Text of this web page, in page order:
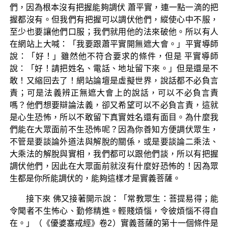
們，因為根本沒有把握能夠調伏 蕭平實，連一點一滴的把
握都沒有。但我們有把握可以調伏他們，縱使心中不服，
至少也要讓他們口服；我們就用他的法來破他。所以有人
在網站上大喊：「我要跟蕭平實開無遮大會。」平實導師
說：「好！」雖然他不符合要求的條件，但是 平實導師
說：「好！請把姓名、電話、地址留下來。」但是還是不
敢！又縮回去了！網站論壇是虛擬世界，說話都不必負言
責；可是法義辨正無遮大會上的說話，可以不必負言責
嗎？他們想要辯論法義，卻又希望可以不必負言責，這就
是心生恐怖，所以不敢留下真實姓名還有面目。為什麼我
們能在大眾面前不生恐怖呢？因為你善知方便調伏眾生，
不管是要談論外道法與解脫的關係，或是要談論二乘法、
大乘法的解脫與實相，我們都可以跟他們談，所以有把握
調伏他們，因此在大眾面前就沒有什麼好恐怖的！因為眾
生都是你所能調伏的，能夠這樣才是實義菩薩。
接下來 佛又接著開示說：「常教眾生：菩提易得；能
令聞者不生怖心、勤修精進。輕賤煩惱，令彼煩惱不得自
在。」（《優婆塞戒經》卷2）實義菩薩的第十一個條件是